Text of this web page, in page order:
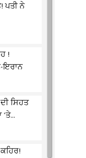
ਪਤੀ ਨੇ
!
ਇਰਾਨ
ਸਿਹਤ